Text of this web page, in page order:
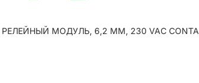
МОДУЛЬ, 6,2 ММ, 230 VAC CONTA